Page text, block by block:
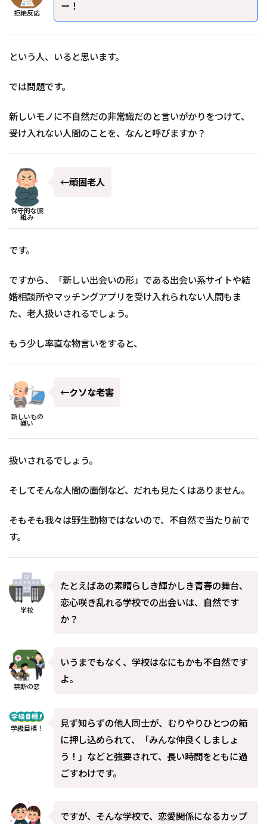
拒絶反応
ー！
という人、いると思います。
では問題です。
新しいモノに不自然だの非常識だのと言いがかりをつけて、
受け入れない人間のことを、なんと呼びますか？
保守的な腕
組み
←頑固老人
です。
ですから、「新しい出会いの形」である出会い系サイトや結
婚相談所やマッチングアプリを受け入れられない人間もま
た、老人扱いされるでしょう。
もう少し率直な物言いをすると、
新しいもの
嫌い
←クソな老害
扱いされるでしょう。
そしてそんな人間の面倒など、だれも見たくはありません。
そもそも我々は野生動物ではないので、不自然で当たり前で
す。
学校
たとえばあの素晴らしき輝かしき青春の舞台、
恋心咲き乱れる学校での出会いは、自然です
か？
禁断の恋
いうまでもなく、学校はなにもかも不自然です
よ。
学級目標！
見ず知らずの他人同士が、むりやりひとつの箱
に押し込められて、「みんな仲良くしましょ
う！」などと強要されて、長い時間をともに過
ごすわけです。
ですが、そんな学校で、恋愛関係になるカップ